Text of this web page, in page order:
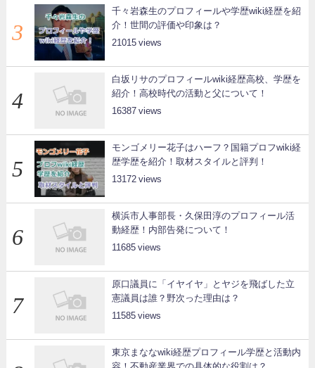
千々岩森生のプロフィールや学歴wiki経歴を紹
介！世間の評価や印象は？
21015
白坂リサのプロフィールwiki経歴高校、学歴を
紹介！高校時代の活動と父について！
16387
モンゴメリー花子はハーフ？国籍プロフwiki経
歴学歴を紹介！取材スタイルと評判！
13172
横浜市人事部長・久保田淳のプロフィール活
動経歴！内部告発について！
11685
原口議員に「イヤイヤ」とヤジを飛ばした立
憲議員は誰？野次った理由は？
11585
東京まななwiki経歴プロフィール学歴と活動内